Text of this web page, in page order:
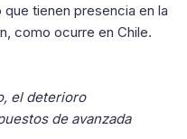
tienen presencia en la
como ocurre en Chile.
el deterioro
de avanzada